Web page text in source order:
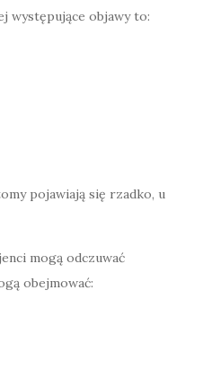
występujące objawy to:
pojawiają się rzadko, u
mogą odczuwać
obejmować: